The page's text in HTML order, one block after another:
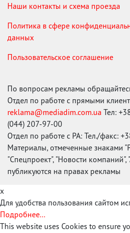
Наши контакты и схема проезда
Политика в сфере
данных
Пользовательское соглашение
По вопросам рекламы
Отдел по работе с прямыми
reklama@mediadim.com.ua Тел:
(044) 207-97-00
Отдел по работе с РА: Тел./факс:
Материалы, отмеченные знаками
"Спецпроект", "Новости компаний",
публикуются на правах рекламы
x
Для удобства пользования сайтом
Подробнее...
This website uses Cookies to ensure